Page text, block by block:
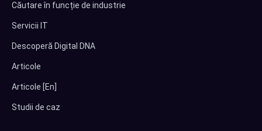
Căutare în funcție de industrie
Servicii IT
Descoperă Digital DNA
Articole
Articole [En]
Studii de caz